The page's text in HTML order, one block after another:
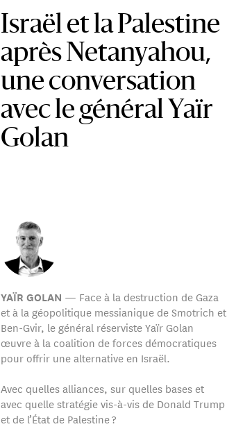
Israël et la Palestine
après Netanyahou,
une conversation
avec le général Yaïr
Golan
YAÏR GOLAN — Face à la destruction de Gaza
et à la géopolitique messianique de Smotrich et
Ben-Gvir, le général réserviste Yaïr Golan
œuvre à la coalition de forces démocratiques
pour offrir une alternative en Israël.
Avec quelles alliances, sur quelles bases et
avec quelle stratégie vis-à-vis de Donald Trump
et de l’État de Palestine ?